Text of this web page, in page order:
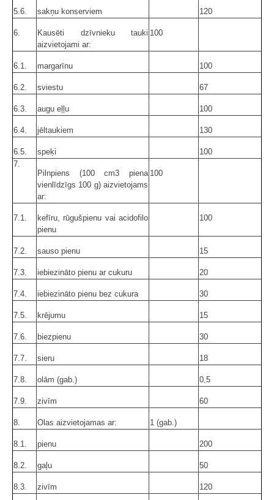
5.6. sakņu konserviem 120
6.
Kausēti dzīvnieku tauki
aizvietojami ar:
100
6.1. margarīnu 100
6.2. sviestu 67
6.3. augu eļļu 100
6.4. jēltaukiem 130
6.5. speķi
100
7.
Pilnpiens (100 cm3 piena
vienlīdzīgs 100 g) aizvietojams
ar:
100
7.1.
kefīru, rūgušpienu vai acidofilo
pienu
100
7.2. sauso pienu 15
7.3. iebiezināto pienu ar cukuru 20
7.4. iebiezināto pienu bez cukura 30
7.5. krējumu 15
7.6. biezpienu 30
7.7. sieru 18
7.8. olām (gab.) 0,5
7.9. zivīm 60
8. Olas aizvietojamas ar: 1 (gab.)
8.1. pienu 200
8.2. gaļu 50
8.3. zivīm 120